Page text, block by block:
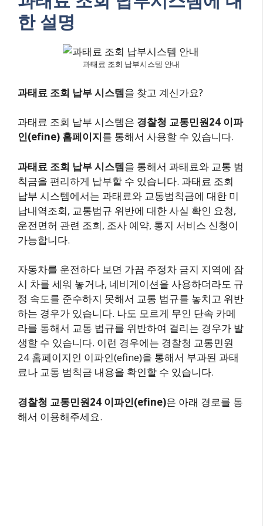
한 설명
과태료 조회 납부시스템 안내
과태료 조회 납부 시스템을 찾고 계신가요?
과태료 조회 납부 시스템은 경찰청 교통민원24 이파
인(efine) 홈페이지를 통해서 사용할 수 있습니다.
과태료 조회 납부 시스템을 통해서 과태료와 교통 범
칙금을 편리하게 납부할 수 있습니다. 과태료 조회
납부 시스템에서는 과태료와 교통범칙금에 대한 미
납내역조회, 교통법규 위반에 대한 사실 확인 요청,
운전면허 관련 조회, 조사 예약, 통지 서비스 신청이
가능합니다.
자동차를 운전하다 보면 가끔 주정차 금지 지역에 잠
시 차를 세워 놓거나, 네비게이션을 사용하더라도 규
정 속도를 준수하지 못해서 교통 법규를 놓치고 위반
하는 경우가 있습니다. 나도 모르게 무인 단속 카메
라를 통해서 교통 법규를 위반하여 걸리는 경우가 발
생할 수 있습니다. 이런 경우에는 경찰청 교통민원
24 홈페이지인 이파인(efine)을 통해서 부과된 과태
료나 교통 범칙금 내용을 확인할 수 있습니다.
경찰청 교통민원24 이파인(efine)은 아래 경로를 통
해서 이용해주세요.